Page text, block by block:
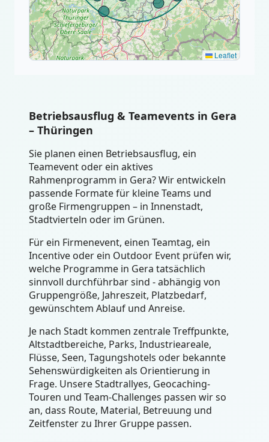
Leaflet
Betriebsausflug & Teamevents in Gera
– Thüringen
Sie planen einen Betriebsausflug, ein
Teamevent oder ein aktives
Rahmenprogramm in Gera? Wir entwickeln
passende Formate für kleine Teams und
große Firmengruppen – in Innenstadt,
Stadtvierteln oder im Grünen.
Für ein Firmenevent, einen Teamtag, ein
Incentive oder ein Outdoor Event prüfen wir,
welche Programme in Gera tatsächlich
sinnvoll durchführbar sind - abhängig von
Gruppengröße, Jahreszeit, Platzbedarf,
gewünschtem Ablauf und Anreise.
Je nach Stadt kommen zentrale Treffpunkte,
Altstadtbereiche, Parks, Industrieareale,
Flüsse, Seen, Tagungshotels oder bekannte
Sehenswürdigkeiten als Orientierung in
Frage. Unsere Stadtrallyes, Geocaching-
Touren und Team-Challenges passen wir so
an, dass Route, Material, Betreuung und
Zeitfenster zu Ihrer Gruppe passen.